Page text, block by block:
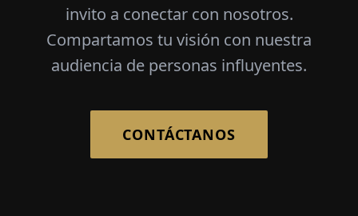
invito a conectar con nosotros.
Compartamos tu visión con nuestra
audiencia de personas influyentes.
CONTÁCTANOS